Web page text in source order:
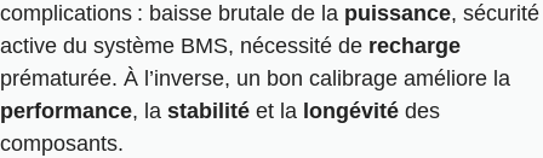
complications : baisse brutale de la puissance, sécurité
active du système BMS, nécessité de recharge
prématurée. À l’inverse, un bon calibrage améliore la
performance, la stabilité et la longévité des
composants.